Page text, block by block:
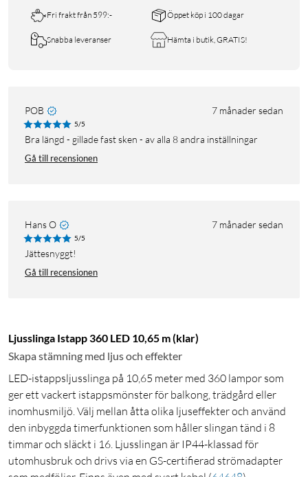
Fri frakt från 599:- Öppet köp i 100 dagar
Snabba leveranser Hämta i butik, GRATIS!
POB 7 månader sedan
5/5
Bra längd - gillade fast sken - av alla 8 andra inställningar
Gå till recensionen
Hans O 7 månader sedan
5/5
Jättesnyggt!
Gå till recensionen
Ljusslinga Istapp 360 LED 10,65 m (klar)
Skapa stämning med ljus och effekter
LED-istappsljusslinga på 10,65 meter med 360 lampor som
ger ett vackert istappsmönster för balkong, trädgård eller
inomhusmiljö. Välj mellan åtta olika ljuseffekter och använd
den inbyggda timerfunktionen som håller slingan tänd i 8
timmar och släckt i 16. Ljusslingan är IP44-klassad för
utomhusbruk och drivs via en GS-certifierad strömadapter